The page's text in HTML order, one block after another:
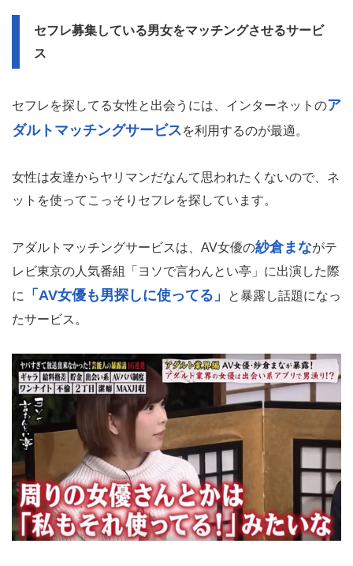
セフレ募集している男女をマッチングさせるサービ
ス
セフレを探してる女性と出会うには、インターネットのア
ダルトマッチングサービスを利用するのが最適。
女性は友達からヤリマンだなんて思われたくないので、ネ
ットを使ってこっそりセフレを探しています。
アダルトマッチングサービスは、AV女優の紗倉まながテ
レビ東京の人気番組「ヨソで言わんとい亭」に出演した際
に
「AV女優も男探しに使ってる」
と暴露し話題になっ
たサービス。